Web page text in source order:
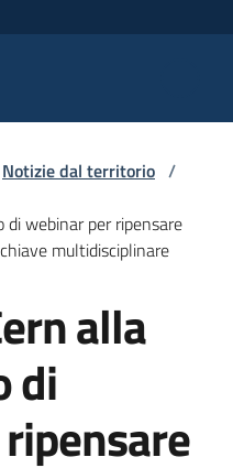
Notizie dal territorio /
di webinar per ripensare
multidisciplinare
alla
di